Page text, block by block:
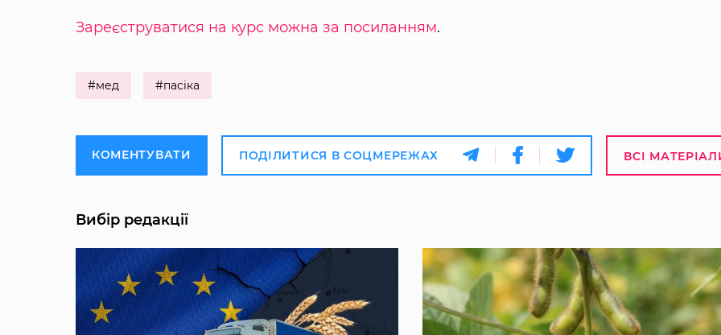
Зареєструватися на курс можна за посиланням.
#мед #пасіка
КОМЕНТУВАТИ ПОДІЛИТИСЯ В СОЦМЕРЕЖАХ ВСІ
Вибір редакції